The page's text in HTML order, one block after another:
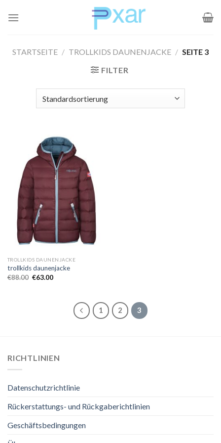
Inhalt
STARTSEITE / TROLLKIDS DAUNENJACKE / SEITE 3
FILTER
TROLLKIDS DAUNENJACKE
trollkids daunenjacke
€88.00 €63.00
1 2 3
RICHTLINIEN
Datenschutzrichtlinie
Rückerstattungs- und Rückgaberichtlinien
Geschäftsbedingungen